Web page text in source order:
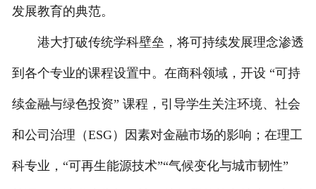
发展教育的典范。
港大打破传统学科壁垒，将可持续发展理念渗透
到各个专业的课程设置中。在商科领域，开设 “可持
续金融与绿色投资” 课程，引导学生关注环境、社会
和公司治理（ESG）因素对金融市场的影响；在理工
科专业，“可再生能源技术”“气候变化与城市韧性”